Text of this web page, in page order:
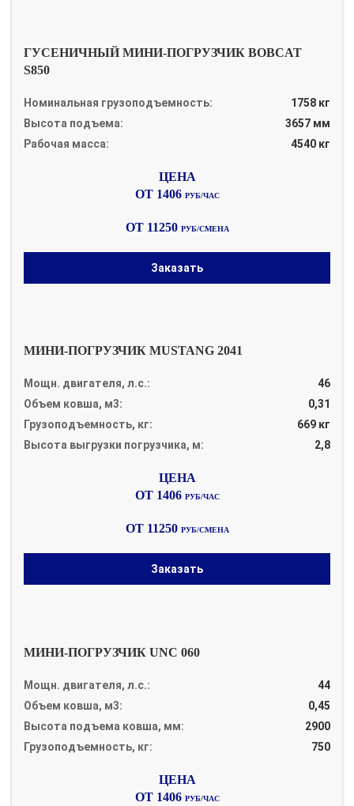
ГУСЕНИЧНЫЙ МИНИ-ПОГРУЗЧИК BOBCAT
S850
Номинальная грузоподъемность:
1758 кг
Высота подъема:
3657 мм
Рабочая масса:
4540 кг
ОТ 1406 РУБ/ЧАС
ОТ 11250 РУБ/СМЕНА
Заказать
МИНИ-ПОГРУЗЧИК MUSTANG 2041
Мощн. двигателя, л.с.:
46
Объем ковша, м3:
0,31
Грузоподъемность, кг:
669 кг
Высота выгрузки погрузчика, м:
2,8
ОТ 1406 РУБ/ЧАС
ОТ 11250 РУБ/СМЕНА
Заказать
МИНИ-ПОГРУЗЧИК UNC 060
Мощн. двигателя, л.с.:
44
Объем ковша, м3:
0,45
Высота подъема ковша, мм:
2900
Грузоподъемность, кг:
750
ОТ 1406 РУБ/ЧАС